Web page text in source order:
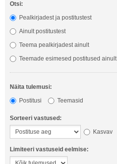
Otsi:
Pealkirjadest ja postitustest
Ainult postitustest
Teema pealkirjadest ainult
Teemade esimesed postitused ainult
Näita tulemusi:
Postitusi
Teemasid
Sorteeri vastused:
Kasvav
Limiteeri vastuseid eelmise: